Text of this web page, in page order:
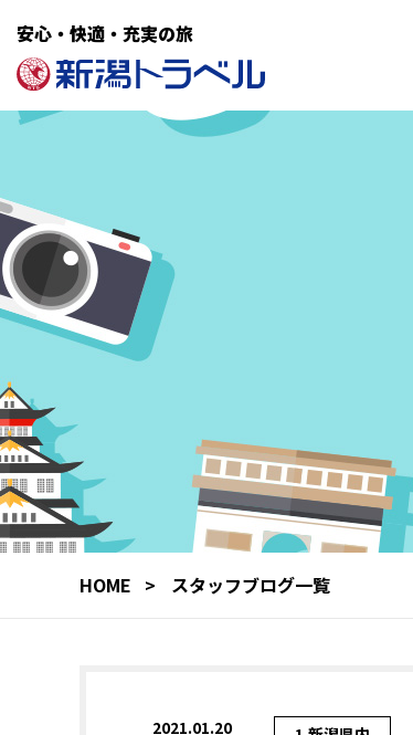
安心・快適・充実の旅
HOME スタッフブログ一覧
2021.01.20